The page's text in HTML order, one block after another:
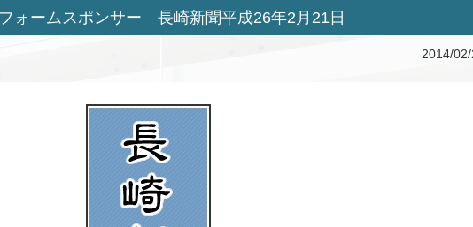
ォームスポンサー 長崎新聞平成26年2月21日
2014/02/